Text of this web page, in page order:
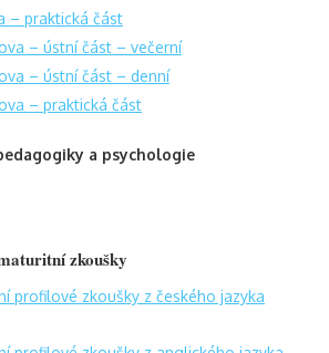
– praktická část
– ústní část – večerní
– ústní část – denní
– praktická část
a psychologie
zkoušky
profilové zkoušky z českého jazyka